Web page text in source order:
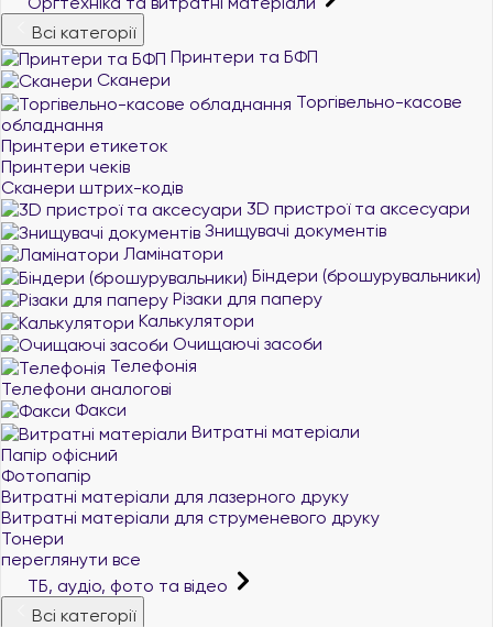
Всі категорії
Принтери та БФП
Сканери
Торгівельно-касове
обладнання
Принтери етикеток
Принтери чеків
Сканери штрих-кодів
3D пристрої та аксесуари
Знищувачі документів
Ламінатори
Біндери (брошурувальники)
Різаки для паперу
Калькулятори
Очищаючі засоби
Телефонія
Телефони аналогові
Факси
Витратні матеріали
Папір офісний
Фотопапір
Витратні матеріали для лазерного друку
Витратні матеріали для струменевого друку
Тонери
переглянути все
ТБ, аудіо, фото та відео
Всі категорії